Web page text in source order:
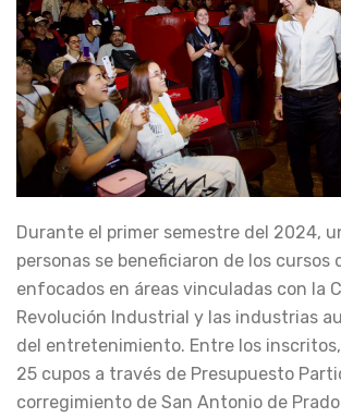
Durante el primer semestre del 2024,
personas se beneficiaron de los cursos
enfocados en áreas vinculadas con la
Revolución Industrial y las industrias
del entretenimiento. Entre los
25 cupos a través de Presupuesto
corregimiento de San Antonio de